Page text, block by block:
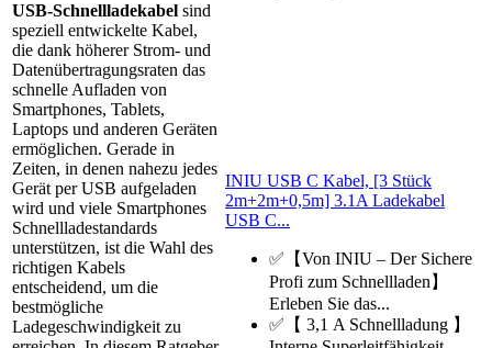
USB-Schnellladekabel sind
speziell entwickelte Kabel,
die dank höherer Strom- und
Datenübertragungsraten das
schnelle Aufladen von
Smartphones, Tablets,
Laptops und anderen Geräten
ermöglichen. Gerade in
Zeiten, in denen nahezu jedes
Gerät per USB aufgeladen
wird und viele Smartphones
Schnellladestandards
unterstützen, ist die Wahl des
richtigen Kabels
entscheidend, um die
bestmögliche
Ladegeschwindigkeit zu
INIU USB C Kabel, [3 Stück
2m+2m+0,5m] 3.1A Ladekabel
USB C...
✅【Von INIU – Der Sichere
Profi zum Schnellladen】
Erleben Sie das...
✅【 3,1 A Schnellladung 】